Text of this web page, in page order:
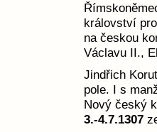
království
na českou
Václavu II.,
Jindřich
pole. I s
Nový český
3.-4.7.1307